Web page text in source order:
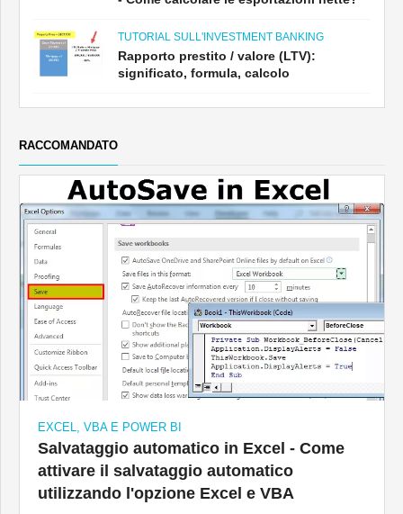
TUTORIAL SULL'INVESTMENT BANKING
Rapporto prestito / valore (LTV):
significato, formula, calcolo
RACCOMANDATO
EXCEL, VBA E POWER BI
Salvataggio automatico in Excel - Come
attivare il salvataggio automatico
utilizzando l'opzione Excel e VBA